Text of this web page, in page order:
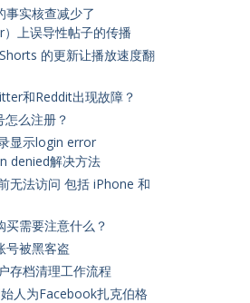
事实核查减少了
上误导性帖子的传播
的更新让播放速度翻
和Reddit出现故障？
么注册？
显示login error
denied解决方法
无法访问 包括 iPhone 和
买需要注意什么？
号被黑客盗
存档清理工作流程
人为Facebook扎克伯格